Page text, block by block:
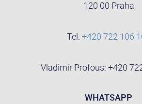
120 00 Praha
Tel. +420 722 106
Vladimír Profous: +420
WHATSAPP